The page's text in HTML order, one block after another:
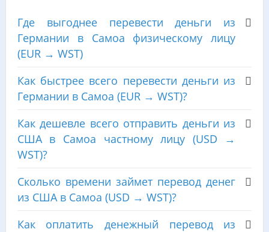
Где выгоднее перевести деньги из
Германии в Самоа физическому лицу
(EUR → WST)
Как быстрее всего перевести деньги из
Германии в Самоа (EUR → WST)?
Как дешевле всего отправить деньги из
США в Самоа частному лицу (USD →
WST)?
Сколько времени займет перевод денег
из США в Самоа (USD → WST)?
Как оплатить денежный перевод из